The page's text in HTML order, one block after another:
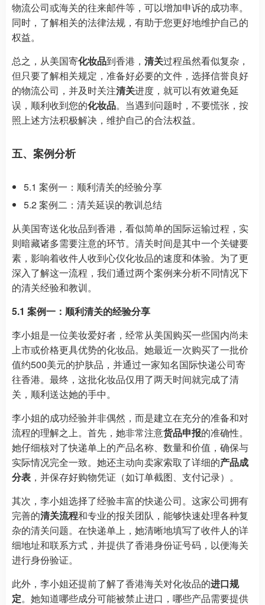
物流公司或海关的往来邮件等，可以增加申诉的成功率。
同时，了解相关的法律法规，有助于您更好地维护自己的
权益。
总之，从美国寄化妆品到香港， 清关过程虽然看似复杂，
但只要了解相关规定，准备好必要的文件，选择信誉良好
的物流公司，并及时关注清关进度，就可以有效避免延
误，顺利收到您的化妆品。当遇到问题时，不要慌张，按
照上述方法积极解决，维护自己的合法权益。
五、案例分析
5.1 案例一：顺利清关的经验分享
5.2 案例二：清关延误的教训总结
从美国寄送化妆品到香港，看似简单的国际运输过程，实
则暗藏诸多需要注意的环节。清关时间是其中一个关键要
素，影响着收件人收到心仪化妆品的速度和体验。为了更
深入了解这一流程，我们通过两个案例来分析不同情况下
的清关经验和教训。
5.1 案例一：顺利清关的经验分享
李小姐是一位美妆爱好者，经常从美国购买一些国内尚未
上市或价格更具优势的化妆品。她最近一次购买了一批价
值约500美元的护肤品，并通过一家知名国际快递公司寄
往香港。最终，这批化妆品仅用了两天时间就完成了清
关，顺利送达她的手中。
李小姐的成功经验并非偶然，而是建立在充分的准备和对
流程的理解之上。首先，她非常注意货品申报的准确性。
她仔细核对了快递单上的产品名称、数量和价值，确保与
实际情况完全一致。她还主动向卖家索取了详细的产品成
分表 ，并保存好购物凭证（如订单截图、支付记录）。
其次，李小姐选择了经验丰富的快递公司。这家公司拥有
完善的清关流程和专业的报关团队，能够快速处理各种复
杂的清关问题。在快递单上，她清晰地填写了收件人的详
细地址和联系方式，并提供了香港身份证号码，以便海关
进行身份验证。
此外，李小姐还提前了解了香港海关对化妆品的进口规
定。她知道哪些成分可能被禁止进口，哪些产品需要提供